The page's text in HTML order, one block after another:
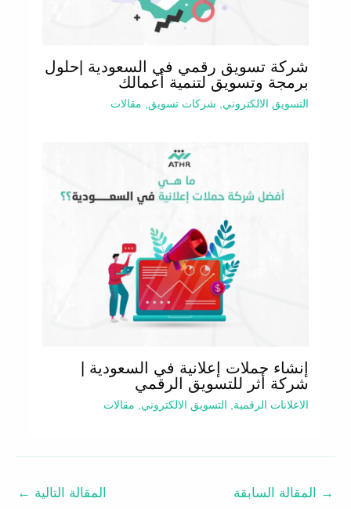
شركة تسويق رقمي في السعودية |حلول
برمجة وتسويق لتنمية أعمالك
التسويق الالكتروني شركات تسويق مقالات
إنشاء حملات إعلانية في السعودية |
شركة أثر للتسويق الرقمي
الاعلانات الرقمية التسويق الالكتروني مقالات
→ المقالة السابقة المقالة التالية ←